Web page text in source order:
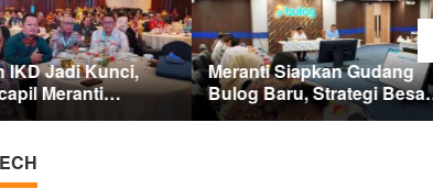
IKD Jadi Kunci,
Meranti
Revolusi Layanan
Meranti Siapkan Gudang
Bulog Baru, Strategi Besar
Atasi Krisis Pangan